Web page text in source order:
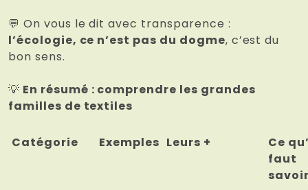
💬 On vous le dit avec transparence :
l’écologie, ce n’est pas du dogme, c’est du
bon sens.
💡 En résumé : comprendre les grandes
familles de textiles
Catégorie Exemples Leurs +
Ce
faut